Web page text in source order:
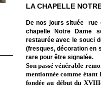
LA CHAPELLE
De nos jours située
rue
chapelle Notre Dame
restaurée avec le souci
(fresques, décoration en
rare pour être signalée.
Son passé vénérable
mentionnée comme
fondée au début du